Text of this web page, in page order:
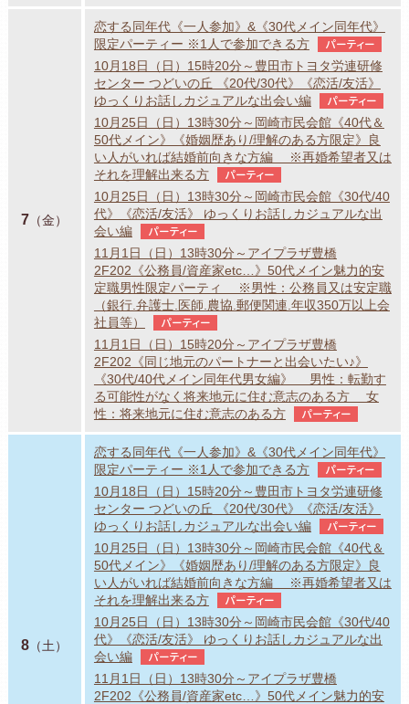
7 （金）
恋する同年代《一人参加》&《30代メイン同年代》
限定パーティー ※1人で参加できる方
パーティー
10月18日（日）15時20分～豊田市トヨタ労連研修
センター つどいの丘 《20代/30代》《恋活/友活》
ゆっくりお話しカジュアルな出会い編
パーティー
10月25日（日）13時30分～岡崎市民会館《40代＆
50代メイン》《婚姻歴あり/理解のある方限定》良
い人がいれば結婚前向きな方編 ※再婚希望者又は
それを理解出来る方
パーティー
10月25日（日）13時30分～岡崎市民会館《30代/40
代》《恋活/友活》 ゆっくりお話しカジュアルな出
会い編
パーティー
11月1日（日）13時30分～アイプラザ豊橋
2F202《公務員/資産家etc…》50代メイン魅力的安
定職男性限定パーティ ※男性：公務員又は安定職
（銀行.弁護士.医師.農協.郵便関連.年収350万以上会
社員等）
パーティー
11月1日（日）15時20分～アイプラザ豊橋
2F202《同じ地元のパートナーと出会いたい♪》
《30代/40代メイン同年代男女編》 男性：転勤す
る可能性がなく将来地元に住む意志のある方 女
性：将来地元に住む意志のある方
パーティー
8 （土）
恋する同年代《一人参加》&《30代メイン同年代》
限定パーティー ※1人で参加できる方
パーティー
10月18日（日）15時20分～豊田市トヨタ労連研修
センター つどいの丘 《20代/30代》《恋活/友活》
ゆっくりお話しカジュアルな出会い編
パーティー
10月25日（日）13時30分～岡崎市民会館《40代＆
50代メイン》《婚姻歴あり/理解のある方限定》良
い人がいれば結婚前向きな方編 ※再婚希望者又は
それを理解出来る方
パーティー
10月25日（日）13時30分～岡崎市民会館《30代/40
代》《恋活/友活》 ゆっくりお話しカジュアルな出
会い編
パーティー
11月1日（日）13時30分～アイプラザ豊橋
2F202《公務員/資産家etc…》50代メイン魅力的安